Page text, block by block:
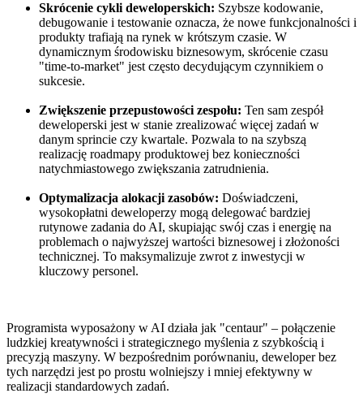
Skrócenie cykli deweloperskich: Szybsze kodowanie,
debugowanie i testowanie oznacza, że nowe funkcjonalności i
produkty trafiają na rynek w krótszym czasie. W
dynamicznym środowisku biznesowym, skrócenie czasu
"time-to-market" jest często decydującym czynnikiem o
sukcesie.
Zwiększenie przepustowości zespołu: Ten sam zespół
deweloperski jest w stanie zrealizować więcej zadań w
danym sprincie czy kwartale. Pozwala to na szybszą
realizację roadmapy produktowej bez konieczności
natychmiastowego zwiększania zatrudnienia.
Optymalizacja alokacji zasobów: Doświadczeni,
wysokopłatni deweloperzy mogą delegować bardziej
rutynowe zadania do AI, skupiając swój czas i energię na
problemach o najwyższej wartości biznesowej i złożoności
technicznej. To maksymalizuje zwrot z inwestycji w
kluczowy personel.
Programista wyposażony w AI działa jak "centaur" – połączenie
ludzkiej kreatywności i strategicznego myślenia z szybkością i
precyzją maszyny. W bezpośrednim porównaniu, deweloper bez
tych narzędzi jest po prostu wolniejszy i mniej efektywny w
realizacji standardowych zadań.